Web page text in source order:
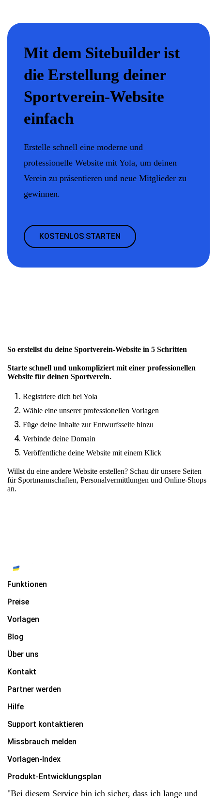
Mit dem Sitebuilder ist
die Erstellung deiner
Sportverein-Website
einfach
Erstelle schnell eine moderne und
professionelle Website mit Yola, um deinen
Verein zu präsentieren und neue Mitglieder zu
gewinnen.
KOSTENLOS STARTEN
So erstellst du deine Sportverein-Website in 5 Schritten
Starte schnell und unkompliziert mit einer professionellen
Website für deinen Sportverein.
Registriere dich bei Yola
Wähle eine unserer professionellen Vorlagen
Füge deine Inhalte zur Entwurfsseite hinzu
Verbinde deine Domain
Veröffentliche deine Website mit einem Klick
Willst du eine andere Website erstellen? Schau dir unsere Seiten
für Sportmannschaften, Personalvermittlungen und Online-Shops
an.
Funktionen
Preise
Vorlagen
Blog
Über uns
Kontakt
Partner werden
Hilfe
Support kontaktieren
Missbrauch melden
Vorlagen-Index
Produkt-Entwicklungsplan
"Bei diesem Service bin ich sicher, dass ich lange und